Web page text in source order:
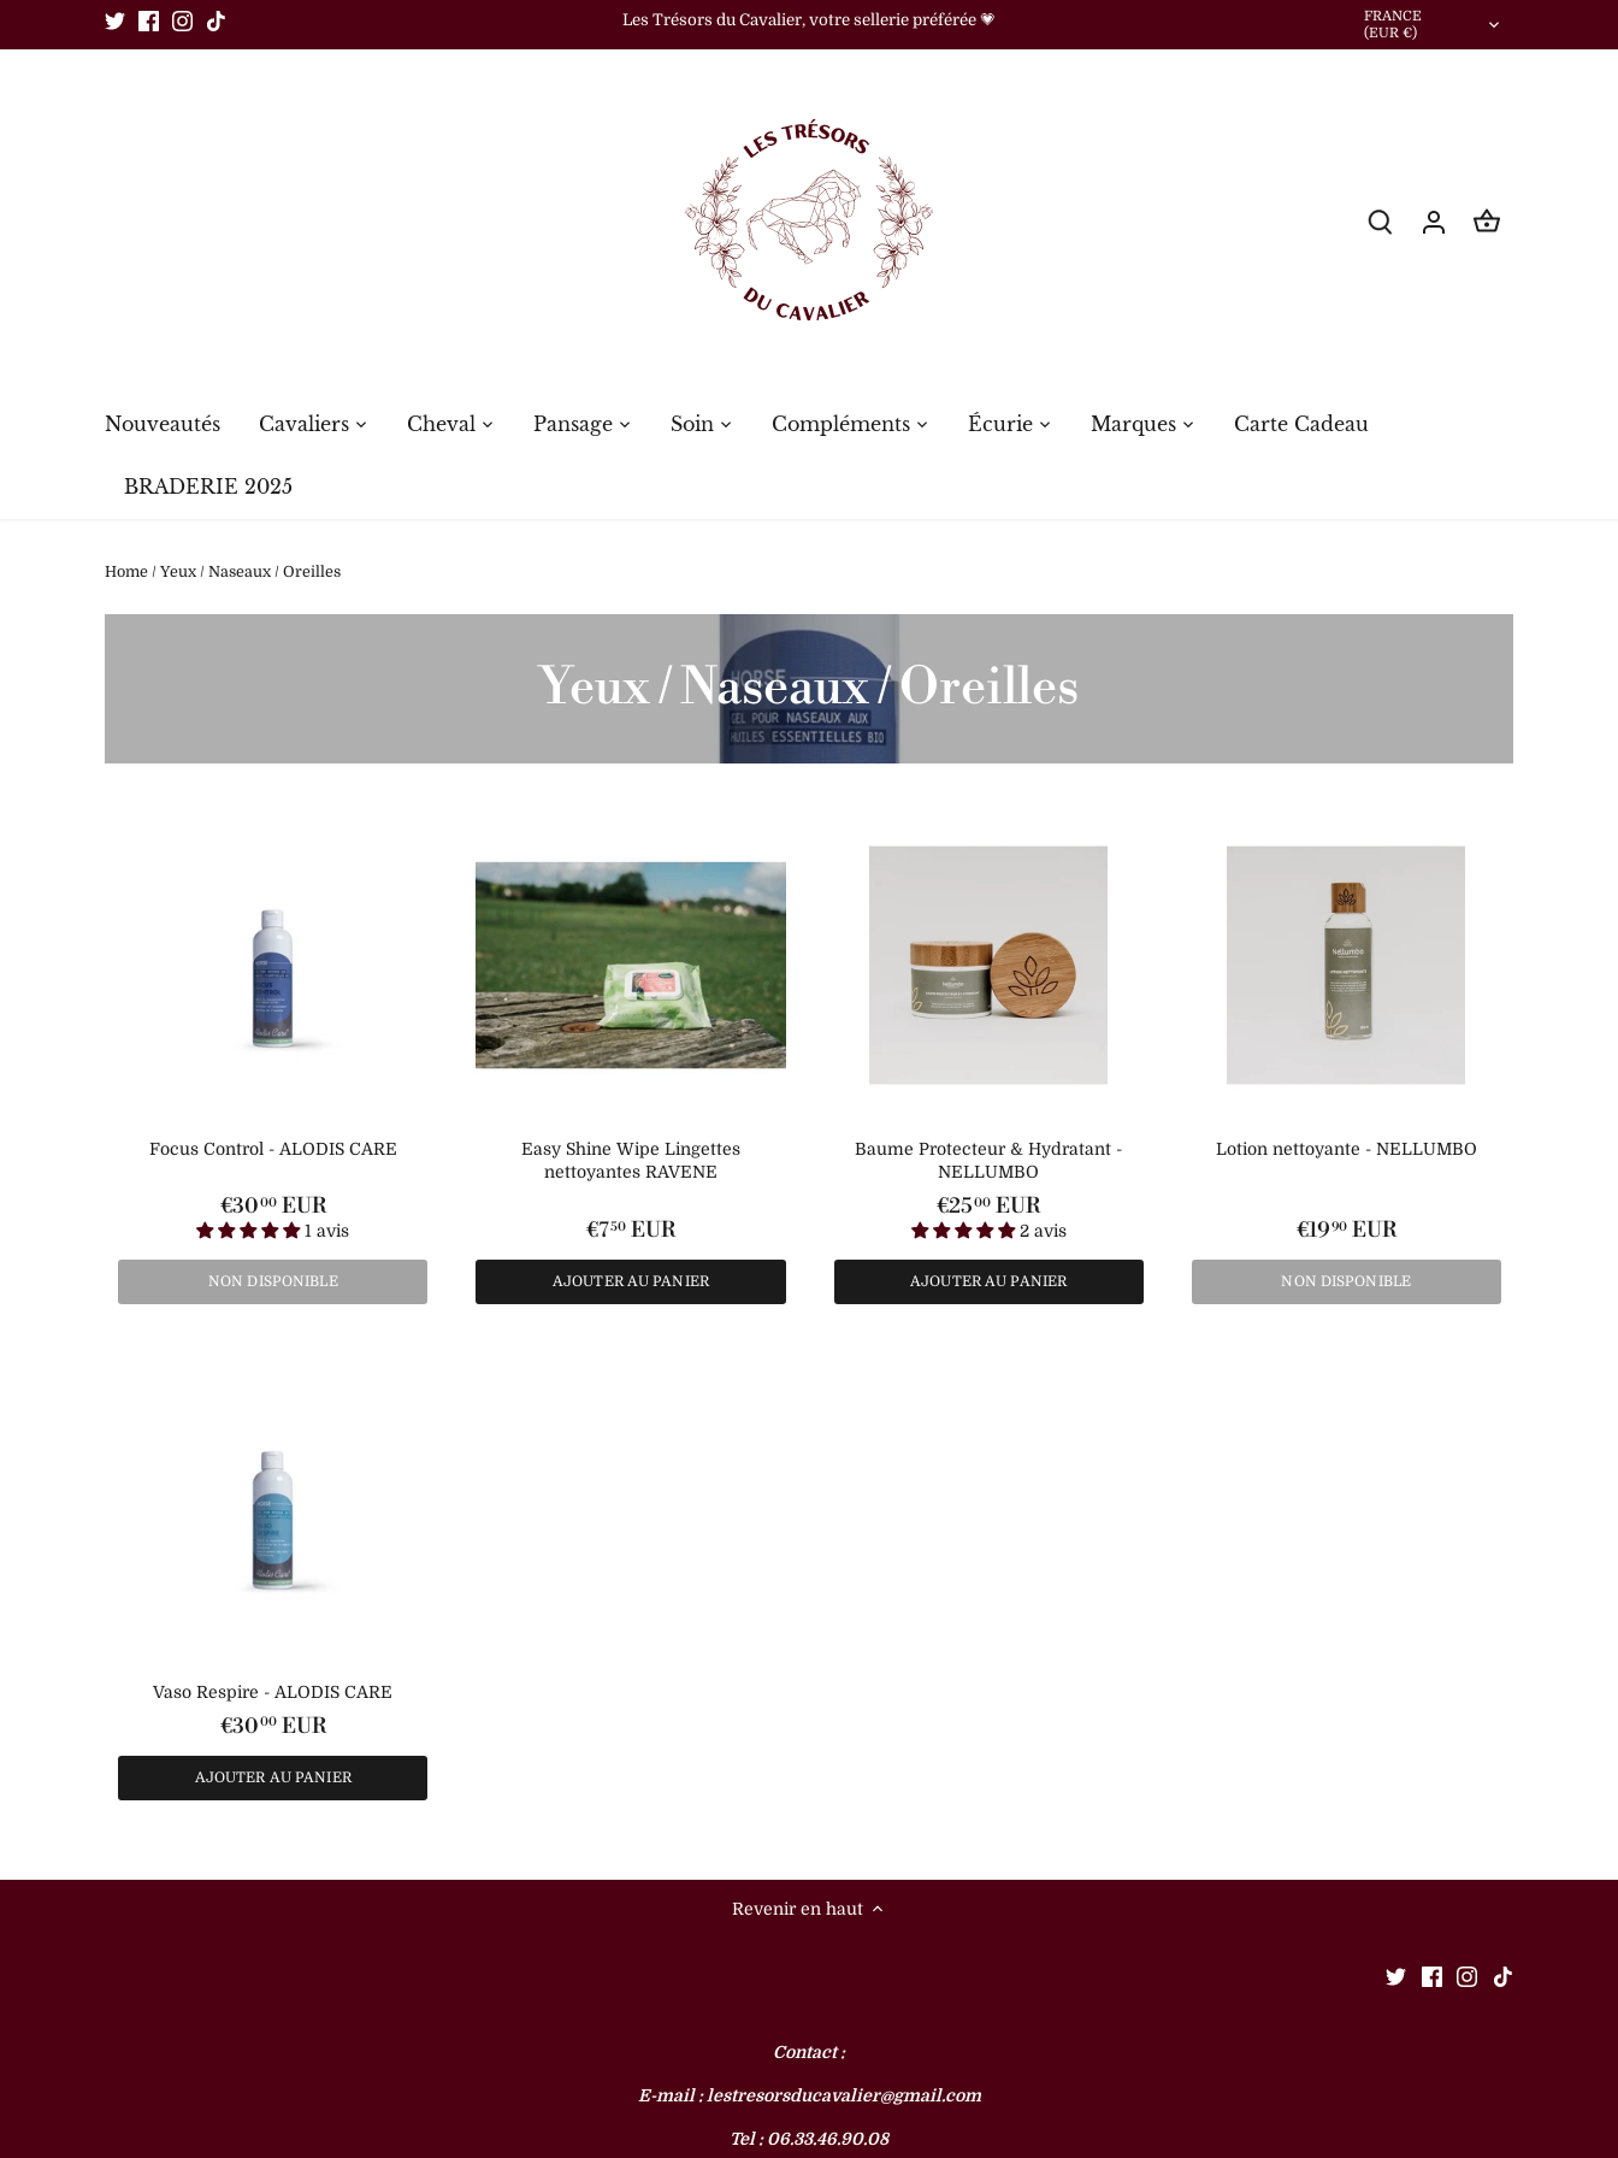
contenu
Les Trésors du Cavalier, votre sellerie préférée 💗 Devise
FRANCE
(EUR €)
Nouveautés Cavaliers Cheval Pansage Soin Compléments Écurie Marques Carte Cadeau
BRADERIE 2025
Home /Yeux / Naseaux / Oreilles
Yeux / Naseaux / Oreilles
Focus Control - ALODIS CARE
€3000EUR
1 avis
NON DISPONIBLE
Easy Shine Wipe Lingettes
nettoyantes RAVENE
€750EUR
AJOUTER AU PANIER
Baume Protecteur & Hydratant -
NELLUMBO
€2500 EUR
2 avis
AJOUTER AU PANIER
Lotion nettoyante - NELLUMBO
€1990EUR
NON DISPONIBLE
Vaso Respire - ALODIS CARE
€3000EUR
AJOUTER AU PANIER
Revenir en haut
Contact :
E-mail : lestresorsducavalier@gmail.com
Tel : 06.33.46.90.08